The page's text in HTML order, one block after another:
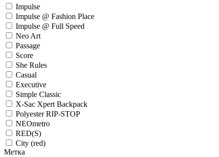
Impulse
Impulse @ Fashion Place
Impulse @ Full Speed
Neo Art
Passage
Score
She Rules
Casual
Executive
Simple Classic
X-Sac Xpert Backpack
Polyester RIP-STOP
NEOmetro
RED(S)
City (red)
Метка